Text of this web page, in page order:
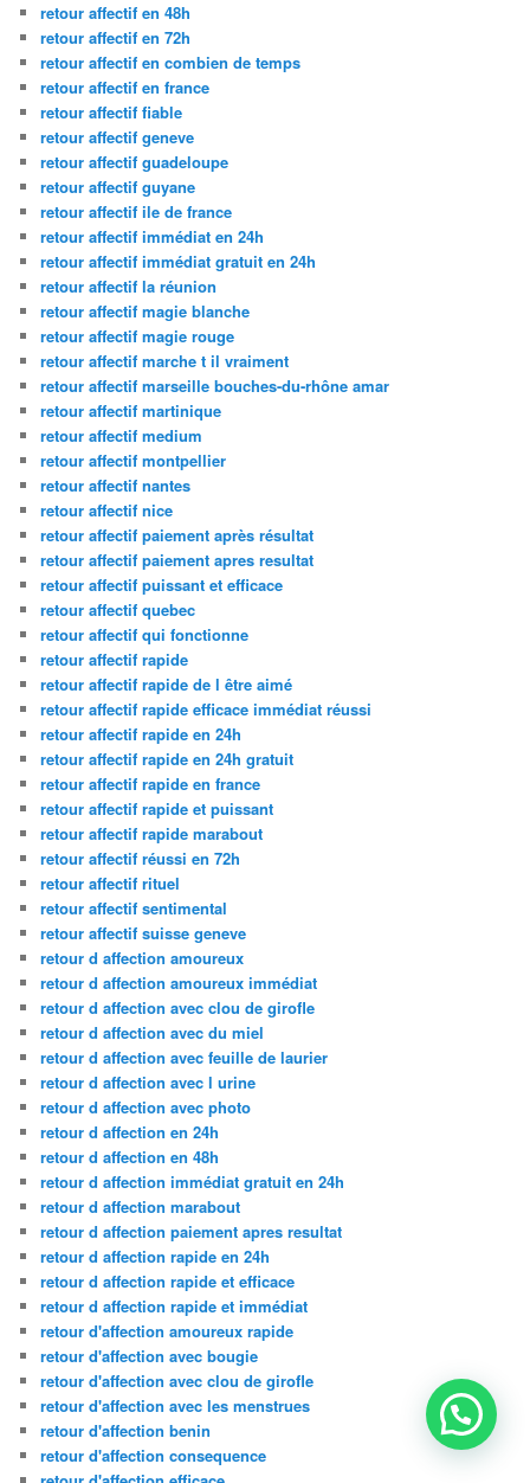
retour affectif en 48h
retour affectif en 72h
retour affectif en combien de temps
retour affectif en france
retour affectif fiable
retour affectif geneve
retour affectif guadeloupe
retour affectif guyane
retour affectif ile de france
retour affectif immédiat en 24h
retour affectif immédiat gratuit en 24h
retour affectif la réunion
retour affectif magie blanche
retour affectif magie rouge
retour affectif marche t il vraiment
retour affectif marseille bouches-du-rhône amar
retour affectif martinique
retour affectif medium
retour affectif montpellier
retour affectif nantes
retour affectif nice
retour affectif paiement après résultat
retour affectif paiement apres resultat
retour affectif puissant et efficace
retour affectif quebec
retour affectif qui fonctionne
retour affectif rapide
retour affectif rapide de l être aimé
retour affectif rapide efficace immédiat réussi
retour affectif rapide en 24h
retour affectif rapide en 24h gratuit
retour affectif rapide en france
retour affectif rapide et puissant
retour affectif rapide marabout
retour affectif réussi en 72h
retour affectif rituel
retour affectif sentimental
retour affectif suisse geneve
retour d affection amoureux
retour d affection amoureux immédiat
retour d affection avec clou de girofle
retour d affection avec du miel
retour d affection avec feuille de laurier
retour d affection avec l urine
retour d affection avec photo
retour d affection en 24h
retour d affection en 48h
retour d affection immédiat gratuit en 24h
retour d affection marabout
retour d affection paiement apres resultat
retour d affection rapide en 24h
retour d affection rapide et efficace
retour d affection rapide et immédiat
retour d'affection amoureux rapide
retour d'affection avec bougie
retour d'affection avec clou de girofle
retour d'affection avec les menstrues
retour d'affection benin
retour d'affection consequence